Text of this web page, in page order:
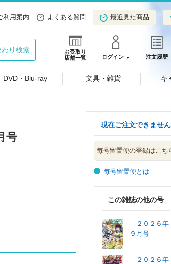
利用案内 よくある質問 最近見た商品
お受取り
店舗一覧
ログイン 注文履歴
わり検索
DVD・Blu-ray 文具・雑貨 キ
号
現在ご注文できません
毎号留置便の登録はこち
毎号留置便とは
この雑誌の他の号
２０２６年
９月号
２０２６年